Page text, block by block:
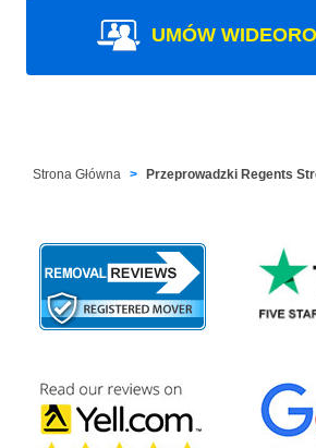
UMÓW
Strona Główna Przeprowadzki Regents